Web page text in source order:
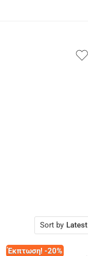
Sort by Latest
Έκπτωση! -20%